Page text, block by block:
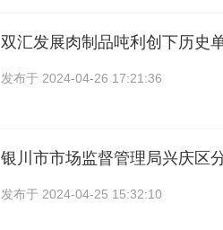
双汇发展肉制品吨利创下历史
发布于 2024-04-26 17:21:36
银川市市场监督管理局兴庆区
发布于 2024-04-25 15:32:10